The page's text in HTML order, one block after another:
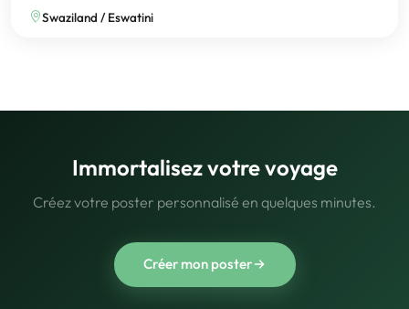
Swaziland / Eswatini
Immortalisez votre voyage
Créez votre poster personnalisé en quelques minutes.
Créer mon poster